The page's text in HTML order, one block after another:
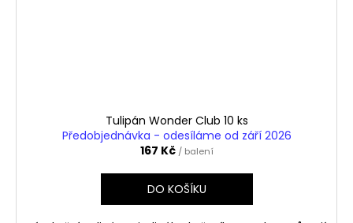
Tulipán Wonder Club 10 ks
Předobjednávka - odesíláme od září 2026
167 Kč / balení
DO KOŠÍKU